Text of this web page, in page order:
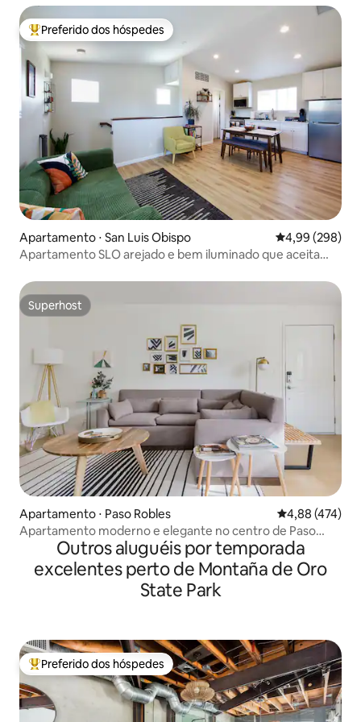
Entre os melhores preferidos dos hóspedes
Preferido dos hóspedes
Apartamento ⋅ San Luis Obispo 4,99 de uma
4,99 (298)
Apartamento SLO arejado e bem iluminado que aceita
Superhost
Superhost
Apartamento ⋅ Paso Robles 4,88 de uma
4,88 (474)
Apartamento moderno e elegante no centro de Paso
Outros aluguéis por temporada
excelentes perto de Montaña de Oro
State Park
Entre os melhores preferidos dos hóspedes
Preferido dos hóspedes